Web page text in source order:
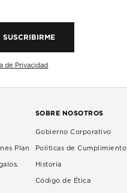
SUSCRIBIRME
de Privacidad
Plan
SOBRE NOSOTROS
Gobierno Corporativo
Políticas de Cumplimiento
Historia
Código de Ética